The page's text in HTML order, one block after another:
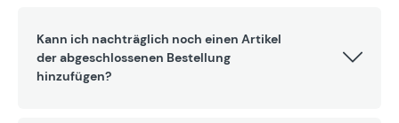
Kann ich nachträglich noch einen Artikel
der abgeschlossenen Bestellung
hinzufügen?